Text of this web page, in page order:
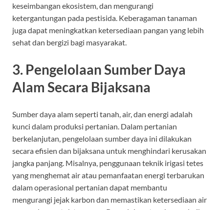
keseimbangan ekosistem, dan mengurangi
ketergantungan pada pestisida. Keberagaman tanaman
juga dapat meningkatkan ketersediaan pangan yang lebih
sehat dan bergizi bagi masyarakat.
3. Pengelolaan Sumber Daya
Alam Secara Bijaksana
Sumber daya alam seperti tanah, air, dan energi adalah
kunci dalam produksi pertanian. Dalam pertanian
berkelanjutan, pengelolaan sumber daya ini dilakukan
secara efisien dan bijaksana untuk menghindari kerusakan
jangka panjang. Misalnya, penggunaan teknik irigasi tetes
yang menghemat air atau pemanfaatan energi terbarukan
dalam operasional pertanian dapat membantu
mengurangi jejak karbon dan memastikan ketersediaan air